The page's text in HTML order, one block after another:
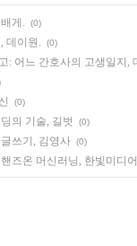
게. (0)
데이원. (0)
: 어느 간호사의 고생일지,
(0)
의 기술, 길벗 (0)
쓰기, 김영사 (0)
즈온 머신러닝, 한빛미디어